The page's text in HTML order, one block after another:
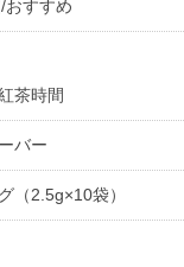
おすすめ
茶時間
バー
（2.5g×10袋）